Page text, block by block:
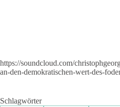
https://soundcloud.com/
an-den-demokratischen-wert-des-
Schlagwörter